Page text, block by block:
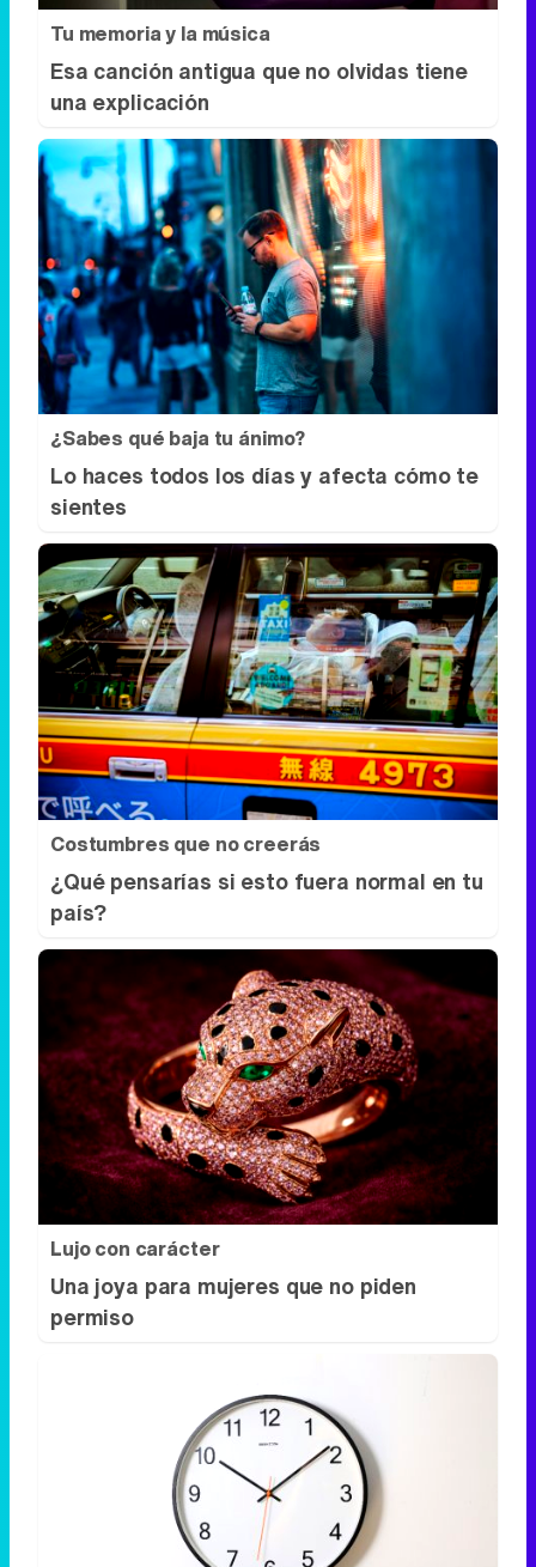
Tu memoria y la música
Esa canción antigua que no olvidas tiene
una explicación
¿Sabes qué baja tu ánimo?
Lo haces todos los días y afecta cómo te
sientes
Costumbres que no creerás
¿Qué pensarías si esto fuera normal en tu
país?
Lujo con carácter
Una joya para mujeres que no piden
permiso